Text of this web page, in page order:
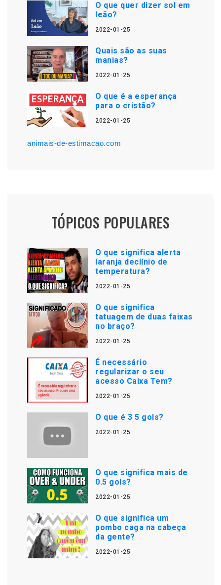
O que quer dizer sol em
leão?
2022-01-25
Quais são as suas
manias?
2022-01-25
O que é a esperança
para o cristão?
2022-01-25
animais-de-estimacao.com
TÓPICOS POPULARES
O que significa alerta
laranja declínio de
temperatura?
2022-01-25
O que significa
tatuagem de duas faixas
no braço?
2022-01-25
É necessário
regularizar o seu
acesso Caixa Tem?
2022-01-25
O que é 3 5 gols?
2022-01-25
O que significa mais de
0.5 gols?
2022-01-25
O que significa um
pombo caga na cabeça
da gente?
2022-01-25